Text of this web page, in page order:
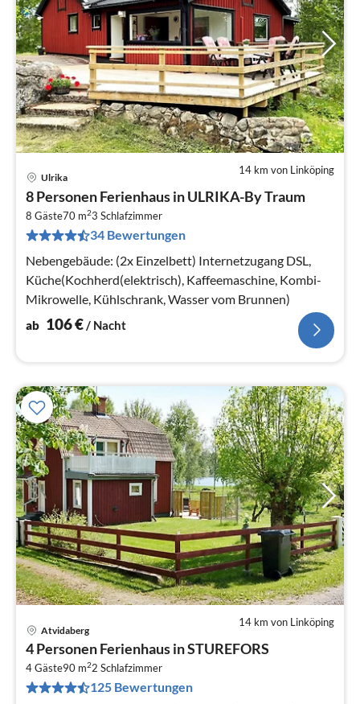
14 km von Linköping
Ulrika
8 Personen Ferienhaus in ULRIKA-By Traum
8 Gäste70 m23 Schlafzimmer
34 Bewertungen
Nebengebäude: (2x Einzelbett) Internetzugang DSL,
Küche(Kochherd(elektrisch), Kaffeemaschine, Kombi-
Mikrowelle, Kühlschrank, Wasser vom Brunnen)
ab 106€/ Nacht
14 km von Linköping
Atvidaberg
4 Personen Ferienhaus in STUREFORS
4 Gäste90 m22 Schlafzimmer
125 Bewertungen